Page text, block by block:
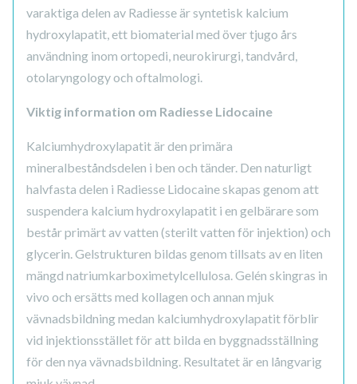
varaktiga delen av Radiesse är syntetisk kalcium
hydroxylapatit, ett biomaterial med över tjugo års
användning inom ortopedi, neurokirurgi, tandvård,
otolaryngology och oftalmologi.
Viktig information om Radiesse Lidocaine
Kalciumhydroxylapatit är den primära
mineralbeståndsdelen i ben och tänder. Den naturligt
halvfasta delen i Radiesse Lidocaine skapas genom att
suspendera kalcium hydroxylapatit i en gelbärare som
består primärt av vatten (sterilt vatten för injektion) och
glycerin. Gelstrukturen bildas genom tillsats av en liten
mängd natriumkarboximetylcellulosa. Gelén skingras in
vivo och ersätts med kollagen och annan mjuk
vävnadsbildning medan kalciumhydroxylapatit förblir
vid injektionsstället för att bilda en byggnadsställning
för den nya vävnadsbildning. Resultatet är en långvarig